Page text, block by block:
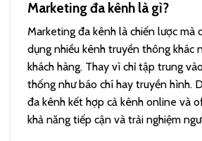
Marketing đa kênh là gì?
Marketing đa kênh là chiến lược mà
dụng nhiều kênh truyền thông khác
khách hàng. Thay vì chỉ tập trung
thống như báo chí hay truyền hình.
đa kênh kết hợp cả kênh online và
khả năng tiếp cận và trải nghiệm